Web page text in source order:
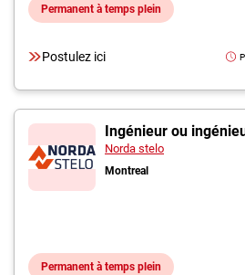
Permanent à temps plein
Postulez ici
Ingénieur ou
Norda stelo
Montreal
Permanent à temps plein